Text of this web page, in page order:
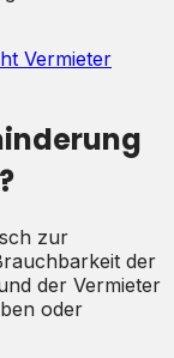
Vermieter
zur
der
der Vermieter
oder